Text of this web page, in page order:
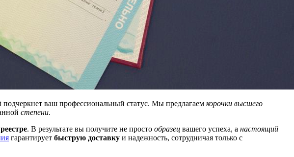
подчеркнет ваш профессиональный статус. Мы предлагаем корочки высшего
степени.
. В результате вы получите не просто образец вашего успеха, а настоящий
гарантирует быструю доставку и надежность, сотрудничая только с